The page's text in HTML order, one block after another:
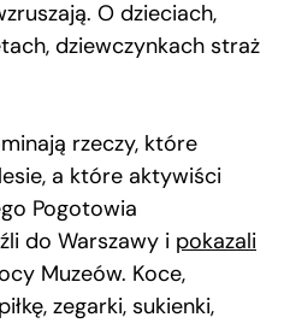
O dzieciach,
dziewczynkach straż
rzeczy, które
a które aktywiści
Pogotowia
do Warszawy i pokazali
Muzeów. Koce,
zegarki, sukienki,